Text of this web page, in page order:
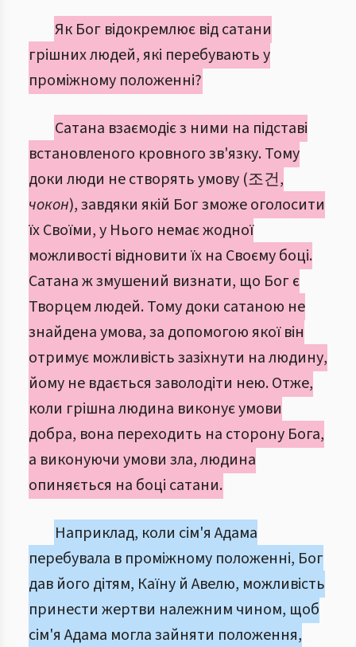
Як Бог відокремлює від сатани
грішних людей, які перебувають у
проміжному положенні?
Сатана взаємодіє з ними на підставі
встановленого кровного зв'язку. Тому
доки люди не створять умову (조건,
чокон), завдяки якій Бог зможе оголосити
їх Своїми, у Нього немає жодної
можливості відновити їх на Своєму боці.
Сатана ж змушений визнати, що Бог є
Творцем людей. Тому доки сатаною не
знайдена умова, за допомогою якої він
отримує можливість зазіхнути на людину,
йому не вдається заволодіти нею. Отже,
коли грішна людина виконує умови
добра, вона переходить на сторону Бога,
а виконуючи умови зла, людина
опиняється на боці сатани.
Наприклад, коли сім'я Адама
перебувала в проміжному положенні, Бог
дав його дітям, Каїну й Авелю, можливість
принести жертви належним чином, щоб
сім'я Адама могла зайняти положення,